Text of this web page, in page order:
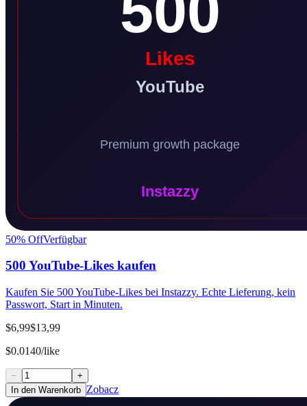
50% OffVerfügbar
500 YouTube-Likes kaufen
Kaufen Sie 500 YouTube-Likes bei Instazzy. Echte Lieferung, kein
Passwort, Start in Minuten.
$6,99$13,99
$0.0140/like
−
+
In den Warenkorb Zobacz